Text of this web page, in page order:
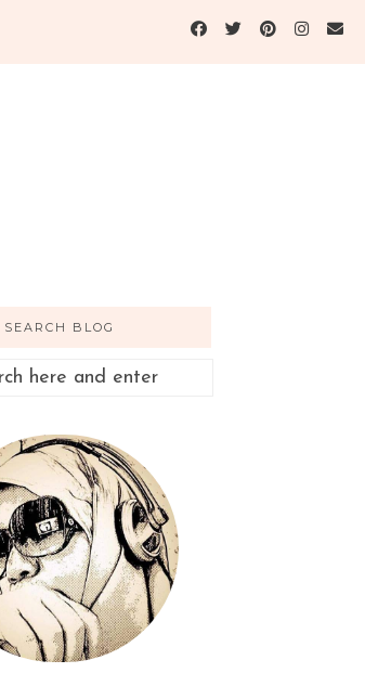
SEARCH BLOG